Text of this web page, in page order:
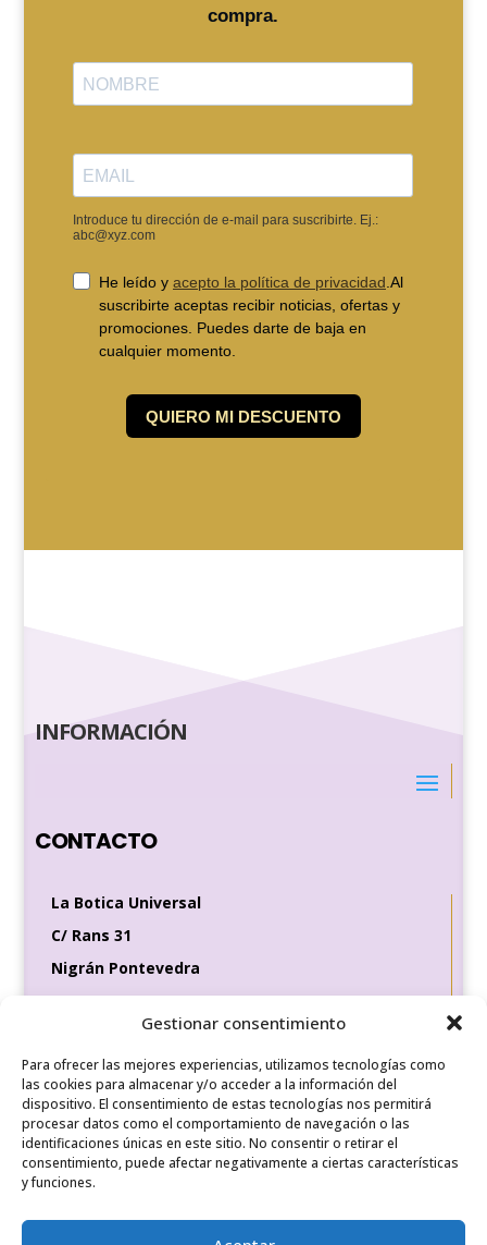
Gestionar consentimiento
Para ofrecer las mejores experiencias, utilizamos tecnologías como
las cookies para almacenar y/o acceder a la información del
dispositivo. El consentimiento de estas tecnologías nos permitirá
procesar datos como el comportamiento de navegación o las
identificaciones únicas en este sitio. No consentir o retirar el
consentimiento, puede afectar negativamente a ciertas características
y funciones.
INFORMACIÓN
CONTACTO
La Botica Universal
C/ Rans 31
Nigrán Pontevedra
36370
Tel de contacto
649 35 56 83
REDES SOCIALES